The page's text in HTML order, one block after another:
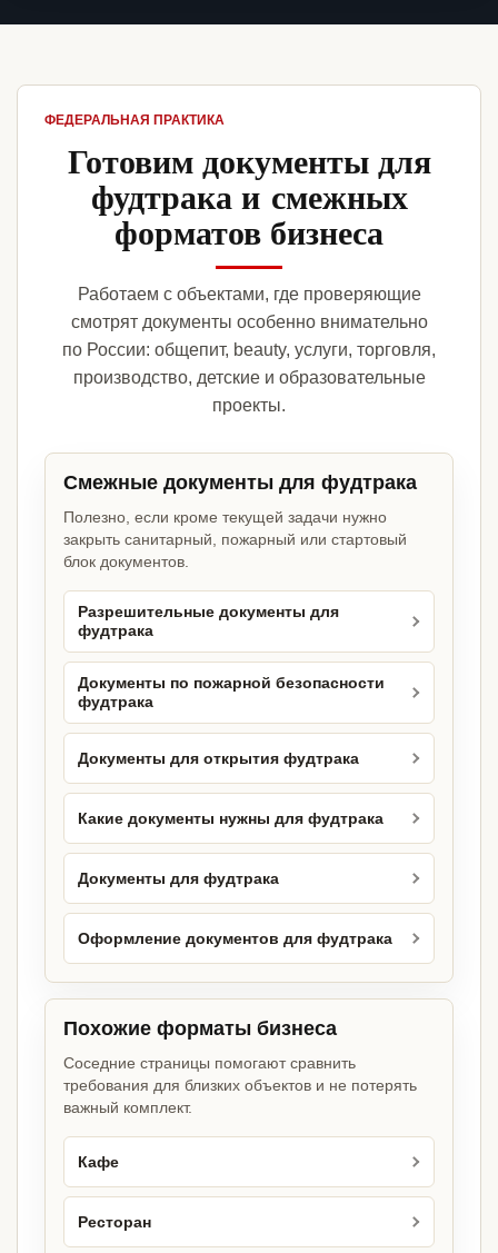
ФЕДЕРАЛЬНАЯ ПРАКТИКА
Готовим документы для
фудтрака и смежных
форматов бизнеса
Работаем с объектами, где проверяющие
смотрят документы особенно внимательно
по России: общепит, beauty, услуги, торговля,
производство, детские и образовательные
проекты.
Смежные документы для фудтрака
Полезно, если кроме текущей задачи нужно
закрыть санитарный, пожарный или стартовый
блок документов.
Разрешительные документы для
фудтрака
Документы по пожарной безопасности
фудтрака
Документы для открытия фудтрака
Какие документы нужны для фудтрака
Документы для фудтрака
Оформление документов для фудтрака
Похожие форматы бизнеса
Соседние страницы помогают сравнить
требования для близких объектов и не потерять
важный комплект.
Кафе
Ресторан